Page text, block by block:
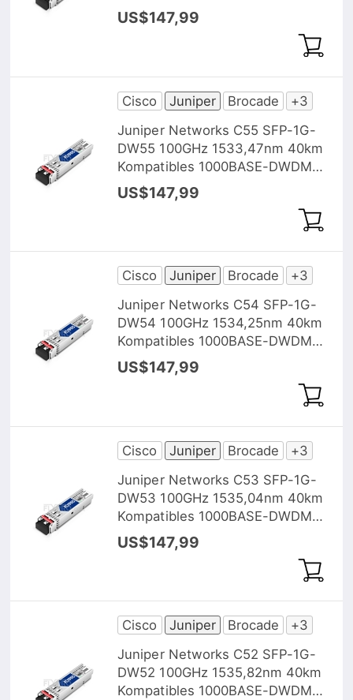
SFP Transceiver Modul, DOM
US$147,99
Cisco Juniper Brocade
+3
Juniper Networks C55 SFP-1G-
DW55 100GHz 1533,47nm 40km
Kompatibles 1000BASE-DWDM
SFP Transceiver Modul, DOM
US$147,99
Cisco Juniper Brocade
+3
Juniper Networks C54 SFP-1G-
DW54 100GHz 1534,25nm 40km
Kompatibles 1000BASE-DWDM
SFP Transceiver Modul, DOM
US$147,99
Cisco Juniper Brocade
+3
Juniper Networks C53 SFP-1G-
DW53 100GHz 1535,04nm 40km
Kompatibles 1000BASE-DWDM
SFP Transceiver Modul, DOM
US$147,99
Cisco Juniper Brocade
+3
Juniper Networks C52 SFP-1G-
DW52 100GHz 1535,82nm 40km
Kompatibles 1000BASE-DWDM